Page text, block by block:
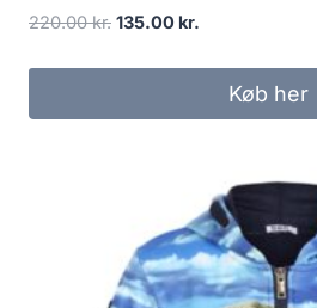
220.00kr. Original
135.00 kr.
135.00 kr..
Køb her